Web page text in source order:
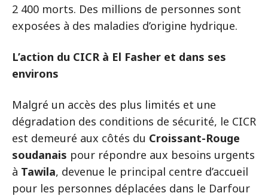
2 400 morts. Des millions de personnes sont
exposées à des maladies d’origine hydrique.
L’action du CICR à El Fasher et dans ses
environs
Malgré un accès des plus limités et une
dégradation des conditions de sécurité, le CICR
est demeuré aux côtés du Croissant-Rouge
soudanais pour répondre aux besoins urgents
à Tawila, devenue le principal centre d’accueil
pour les personnes déplacées dans le Darfour